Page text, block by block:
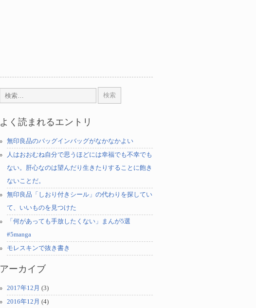
よく読まれるエントリ
無印良品のバッグインバッグがなかなかよい
人はおおむね自分で思うほどには幸福でも不幸でも
ない。肝心なのは望んだり生きたりすることに飽き
ないことだ。
無印良品「しおり付きシール」の代わりを探してい
て、いいものを見つけた
「何があっても手放したくない」まんが5選
#5manga
モレスキンで抜き書き
アーカイブ
2017年12月 (3)
2016年12月 (4)